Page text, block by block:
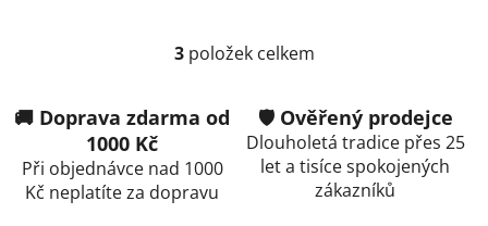
O
á
d
3položek celkem
🚚 Doprava zdarma od
1000 Kč
Při objednávce nad 1000
Kč neplatíte za dopravu
🛡️ Ověřený prodejce
Dlouholetá tradice přes 25
let a tisíce spokojených
zákazníků